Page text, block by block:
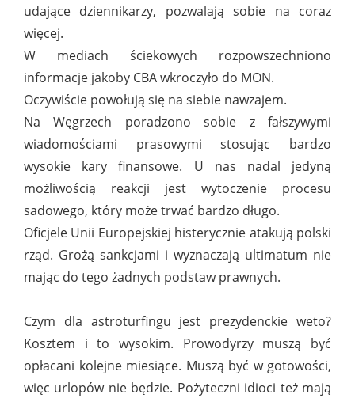
udające dziennikarzy, pozwalają sobie na coraz
więcej.
W mediach ściekowych rozpowszechniono
informacje jakoby CBA wkroczyło do MON.
Oczywiście powołują się na siebie nawzajem.
Na Węgrzech poradzono sobie z fałszywymi
wiadomościami prasowymi stosując bardzo
wysokie kary finansowe. U nas nadal jedyną
możliwością reakcji jest wytoczenie procesu
sadowego, który może trwać bardzo długo.
Oficjele Unii Europejskiej histerycznie atakują polski
rząd. Grożą sankcjami i wyznaczają ultimatum nie
mając do tego żadnych podstaw prawnych.
Czym dla astroturfingu jest prezydenckie weto?
Kosztem i to wysokim. Prowodyrzy muszą być
opłacani kolejne miesiące. Muszą być w gotowości,
więc urlopów nie będzie. Pożyteczni idioci też mają